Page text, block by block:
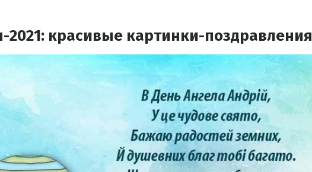
2021: красивые картинки-поздравления